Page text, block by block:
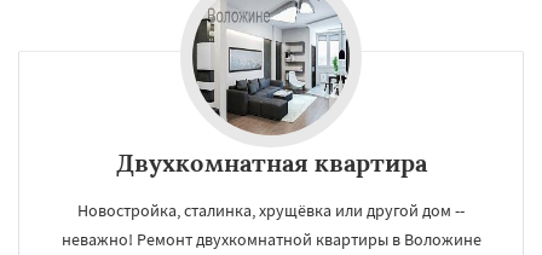
Двухкомнатная квартира
Новостройка, сталинка, хрущёвка или другой дом --
неважно! Ремонт двухкомнатной квартиры в Воложине